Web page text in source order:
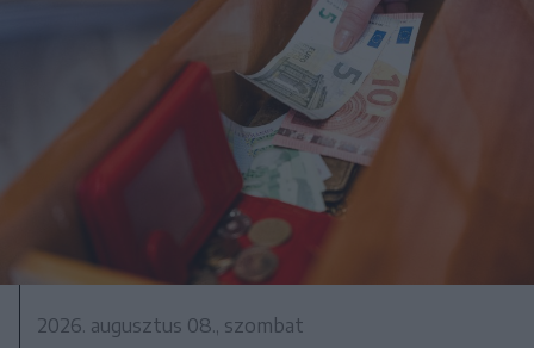
2026. augusztus 08., szombat